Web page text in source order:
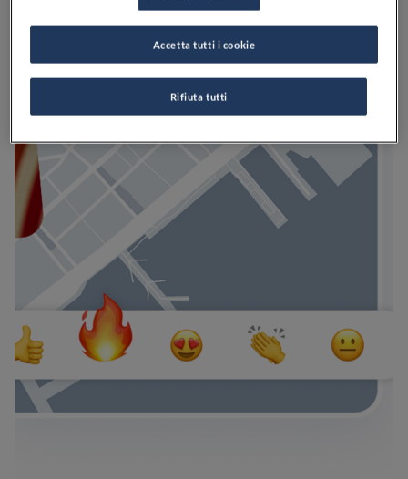
Rifiuta tutti
Accetta tutti i cookie